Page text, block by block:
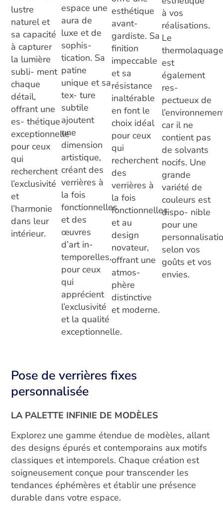
lustre
naturel et
sa capacité
à capturer
la lumière
subli- ment
chaque
détail,
offrant une
es- thétique
exceptionnelle
pour ceux
qui
recherchent
l’exclusivité
et
l’harmonie
dans leur
intérieur.
espace une
aura de
luxe et de
sophis-
tication. Sa
patine
unique et sa
tex- ture
subtile
ajoutent
une
dimension
artistique,
créant des
verrières à
la fois
fonctionnelles
et des
œuvres
d’art in-
temporelles,
pour ceux
qui
apprécient
l’exclusivité
et la qualité
exceptionnelle.
esthétique
avant-
gardiste. Sa
finition
impeccable
et sa
résistance
inaltérable
en font le
choix idéal
pour ceux
qui
recherchent
des
verrières à
la fois
fonctionnelles
et au
design
novateur,
offrant une
atmos-
phère
distinctive
et moderne.
à vos
réalisations.
Le
thermolaquage
est
également
res-
pectueux de
car il ne
contient pas
de solvants
nocifs. Une
grande
variété de
couleurs est
dispo- nible
pour une
selon vos
goûts et vos
envies.
Pose de verrières fixes
personnalisée
LA PALETTE INFINIE DE MODÈLES
Explorez une gamme étendue de modèles, allant
des designs épurés et contemporains aux motifs
classiques et intemporels. Chaque création est
soigneusement conçue pour transcender les
tendances éphémères et établir une présence
durable dans votre espace.